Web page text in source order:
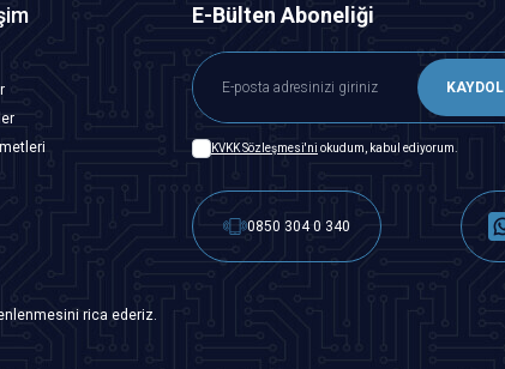
E-Bülten Aboneliği
KAYDOL
KVKK Sözleşmesi'ni okudum, kabul ediyorum.
0850 304 0 340
rica ederiz.